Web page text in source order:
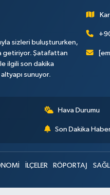
sizleri buluştururken,
getiriyor. Şatafattan
ilgili son dakika
sunuyor.
Hava Durumu
Son Dakika
İLÇELER RÖPORTAJ